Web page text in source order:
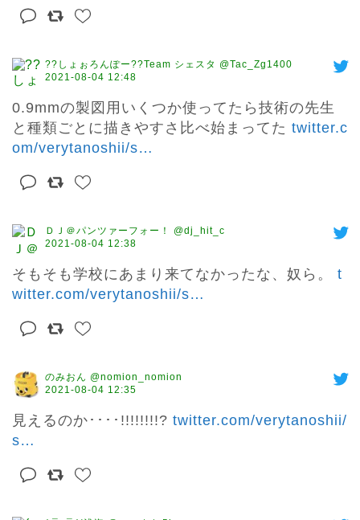
??しょぉろんぽー??Team シェスタ @Tac_Zg1400
2021-08-04 12:48
0.9mmの製図用いくつか使ってたら技術の先生
と種類ごとに描きやすさ比べ始まってた twitter.c
om/verytanoshii/s…
ＤＪ＠パンツァーフォー！ @dj_hit_c
2021-08-04 12:38
そもそも学校にあまり来てなかったな、奴ら。 t
witter.com/verytanoshii/s…
のみおん @nomion_nomion
2021-08-04 12:35
見えるのか････!!!!!!!!? twitter.com/verytanoshii/
s…